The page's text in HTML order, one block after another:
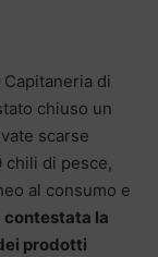
di
chiuso un
scarse
chili di pesce,
al consumo e
la
prodotti